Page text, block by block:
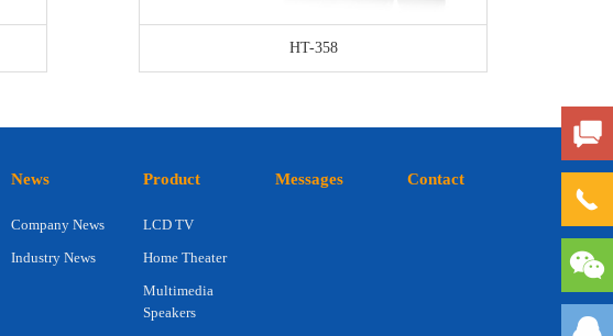
HT-358
News
Company News
Industry News
Product
LCD TV
Home Theater
Multimedia
Speakers
Messages Contact